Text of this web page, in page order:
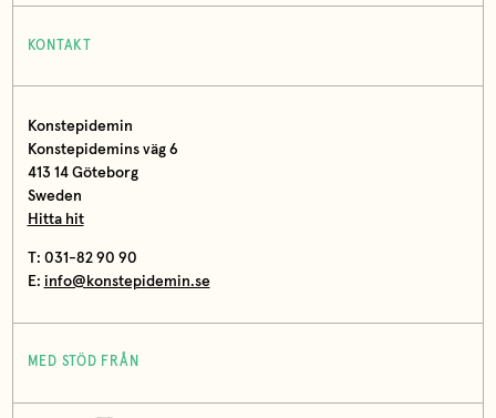
KONTAKT
Konstepidemin
Konstepidemins väg 6
413 14 Göteborg
Sweden
Hitta hit
T: 031-82 90 90
E: info@konstepidemin.se
MED STÖD FRÅN